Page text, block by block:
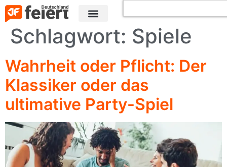
Schlagwort: Spiele
Wahrheit oder Pflicht: Der
Klassiker oder das
ultimative Party-Spiel